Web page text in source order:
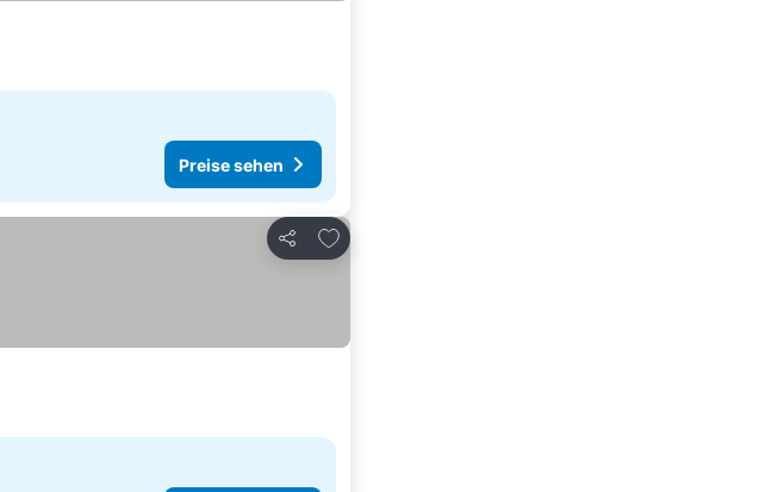
Preise sehen
Teilen
Zu Favoriten hinzufügen